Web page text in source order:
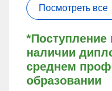
наличии
среднем
образовании
Посмотреть все